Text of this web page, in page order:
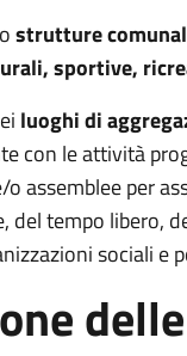
strutture
sportive,
luoghi di
con le attività
assemblee per
del tempo libero,
sociali e